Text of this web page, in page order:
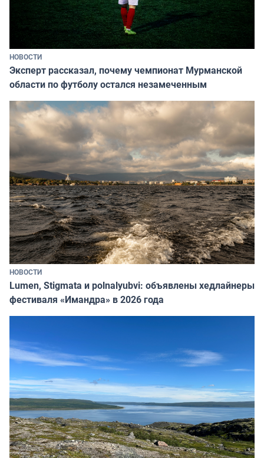
НОВОСТИ
Эксперт рассказал, почему чемпионат Мурманской
области по футболу остался незамеченным
НОВОСТИ
Lumen, Stigmata и polnalyubvi: объявлены хедлайнеры
фестиваля «Имандра» в 2026 года